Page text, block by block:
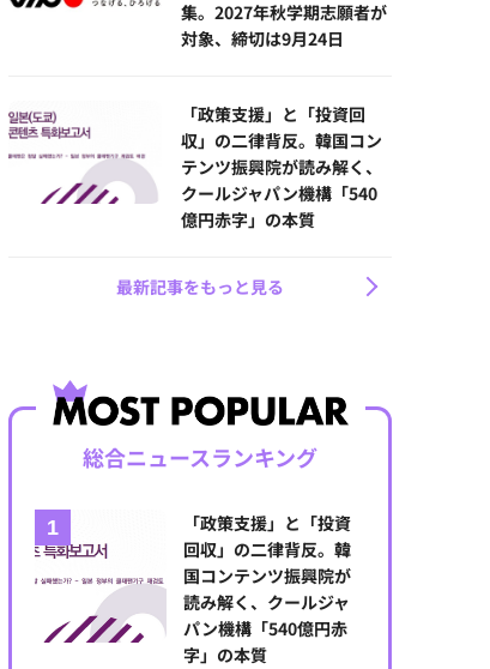
集。2027年秋学期志願者が
対象、締切は9月24日
「政策支援」と「投資回
収」の二律背反。韓国コン
テンツ振興院が読み解く、
クールジャパン機構「540
億円赤字」の本質
最新記事をもっと見る
総合ニュースランキング
「政策支援」と「投資
回収」の二律背反。韓
国コンテンツ振興院が
読み解く、クールジャ
パン機構「540億円赤
字」の本質